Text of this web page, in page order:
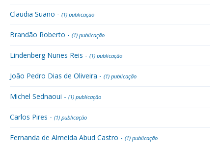
Claudia Suano - (1) publicação
Brandão Roberto - (1) publicação
Lindenberg Nunes Reis - (1) publicação
João Pedro Dias de Oliveira - (1) publicação
Michel Sednaoui - (1) publicação
Carlos Pires - (1) publicação
Fernanda de Almeida Abud Castro - (1) publicação